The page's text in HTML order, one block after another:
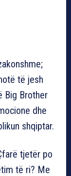
të jesh
Big Brother
dhe
shqiptar.
tjetër po
të ri? Me